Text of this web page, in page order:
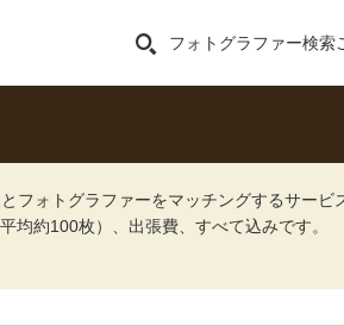
フォトグラファー検索
フォトグラファーをマッチングするサービ
均約100枚）、出張費、すべて込みです。